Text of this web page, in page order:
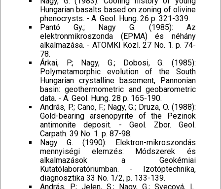
Hungarian basalts based on zoning of olivine
phenocrysts. - A. Geol. Hung. 26 p. 321-339.
Pantó Gy.; Nagy G. (1985): Az
elektronmikroszonda (EPMA) és néhány
alkalmazása. - ATOMKI Közl. 27 No. 1. p. 74-
78.
Árkai, P.; Nagy, G.; Dobosi, G. (1985):
Polymetamorphic evolution of the South
Hungarian crystalline basement, Pannonian
basin: geothermometric and geobarometric
data. - A. Geol. Hung. 28 p. 165-190.
András, P.; Cano, F.; Nagy, G.; Druza, O. (1988):
Gold-bearing arsenopyrite of the Pezinok
antimonite deposit. - Geol. Zbor. Geol.
Carpath. 39 No. 1. p. 87-98.
Nagy G. (1990): Elektron-mikroszondás
mennyiségi elemzés: Módszerek és
alkalmazások a Geokémiai
Kutatólaboratóriumban. - Izotóptechnika,
diagnosztika 33 No. 1/2, p. 133-139.
András, P.; Jelen, S.; Nagy, G.; Svecová, L.